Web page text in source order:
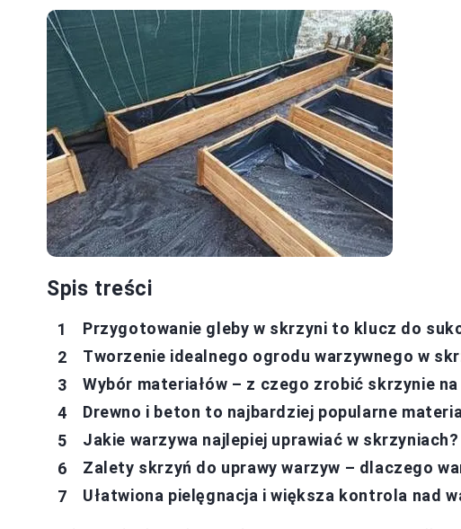
Spis treści
Przygotowanie gleby w skrzyni to klucz do
Tworzenie idealnego ogrodu warzywnego w
Wybór materiałów – z czego zrobić skrzynie na
Drewno i beton to najbardziej popularne
Jakie warzywa najlepiej uprawiać w skrzyniach?
Zalety skrzyń do uprawy warzyw – dlaczego
Ułatwiona pielęgnacja i większa kontrola nad